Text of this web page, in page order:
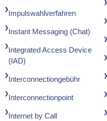
Impulswahlverfahren
Instant Messaging (Chat)
Integrated Access Device
(IAD)
Interconnectiongebühr
Interconnectionpoint
Internet by Call